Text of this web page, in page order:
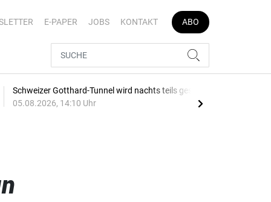
E-PAPER JOBS KONTAKT ABO
Schweizer Gotthard-Tunnel wird nachts teils gesperrt
05.08.2026, 14:10 Uhr